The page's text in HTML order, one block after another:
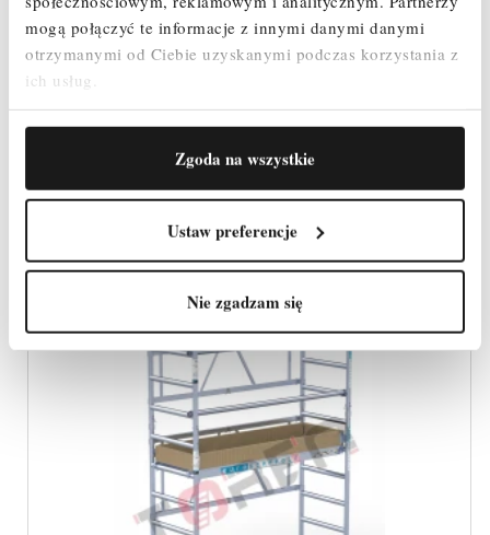
mogą połączyć te informacje z innymi danymi danymi
otrzymanymi od Ciebie uzyskanymi podczas korzystania z
ich usług.
Zgoda na wszystkie
Ustaw preferencje
Nie zgadzam się
RUSZTOWANIE PRZEGUBOWE ALUMINIOWE
EUROSCAFFOLD 75 WYS. 3,8 M
Cena
4 400,00 zł
SZYBKI PODGLĄD